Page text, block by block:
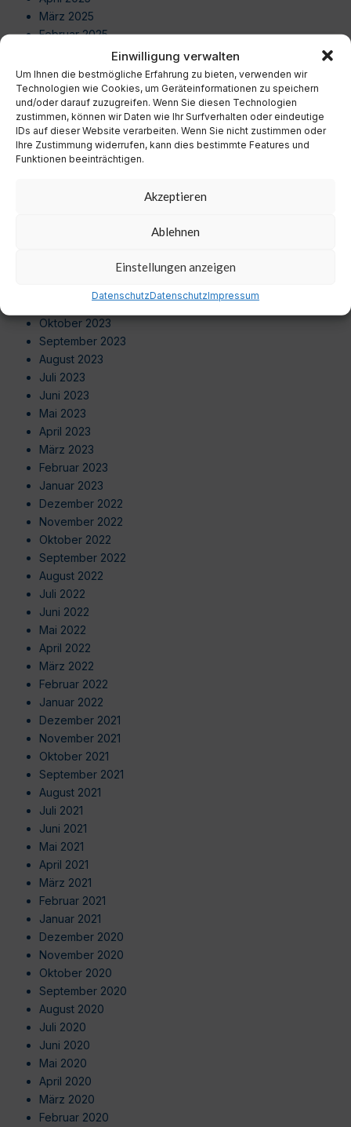
Einwilligung verwalten
Um Ihnen die bestmögliche Erfahrung zu bieten, verwenden wir
Technologien wie Cookies, um Geräteinformationen zu speichern
und/oder darauf zuzugreifen. Wenn Sie diesen Technologien
zustimmen, können wir Daten wie Ihr Surfverhalten oder eindeutige
IDs auf dieser Website verarbeiten. Wenn Sie nicht zustimmen oder
Ihre Zustimmung widerrufen, kann dies bestimmte Features und
Funktionen beeinträchtigen.
Akzeptieren
Ablehnen
Einstellungen anzeigen
DatenschutzDatenschutzImpressum
März 2025
Februar 2025
Dezember 2024
November 2024
Oktober 2024
September 2024
August 2024
Juli 2024
November 2023
Oktober 2023
September 2023
August 2023
Juli 2023
Juni 2023
Mai 2023
April 2023
März 2023
Februar 2023
Januar 2023
Dezember 2022
November 2022
Oktober 2022
September 2022
August 2022
Juli 2022
Juni 2022
Mai 2022
April 2022
März 2022
Februar 2022
Januar 2022
Dezember 2021
November 2021
Oktober 2021
September 2021
August 2021
Juli 2021
Juni 2021
Mai 2021
April 2021
März 2021
Februar 2021
Januar 2021
Dezember 2020
November 2020
Oktober 2020
September 2020
August 2020
Juli 2020
Juni 2020
Mai 2020
April 2020
März 2020
Februar 2020